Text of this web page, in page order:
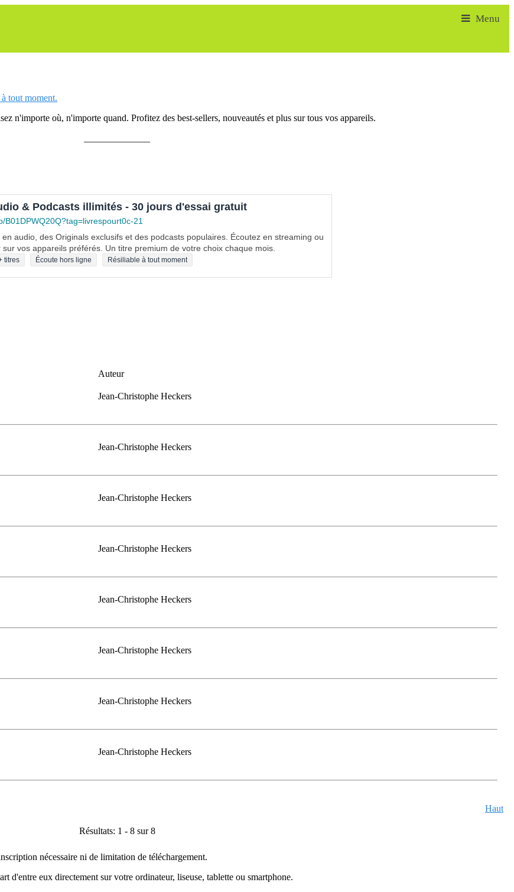
tout moment.
n'importe où, n'importe quand. Profitez des best-sellers, nouveautés et plus sur tous vos appareils.
& Podcasts illimités - 30 jours d'essai gratuit
B01DPWQ20Q?tag=livrespourt0c-21
audio, des Originals exclusifs et des podcasts populaires. Écoutez en streaming ou
vos appareils préférés. Un titre premium de votre choix chaque mois.
titres Écoute hors ligne Résiliable à tout moment
Auteur
Jean-Christophe Heckers
Jean-Christophe Heckers
Jean-Christophe Heckers
Jean-Christophe Heckers
Jean-Christophe Heckers
Jean-Christophe Heckers
Jean-Christophe Heckers
Jean-Christophe Heckers
Haut
Résultats: 1 - 8 sur 8
nécessaire ni de limitation de téléchargement.
d'entre eux directement sur votre ordinateur, liseuse, tablette ou smartphone.